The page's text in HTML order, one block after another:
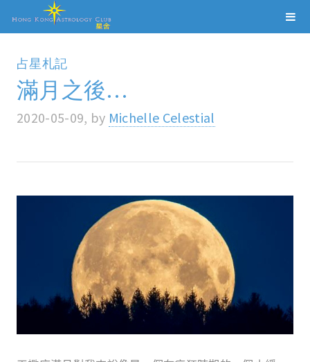
占星札記
滿月之後…
2020-05-09, by Michelle Celestial